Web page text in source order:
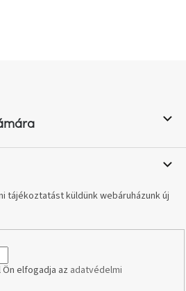
tájékoztatást küldünk webáruházunk új
elfogadja az adatvédelmi